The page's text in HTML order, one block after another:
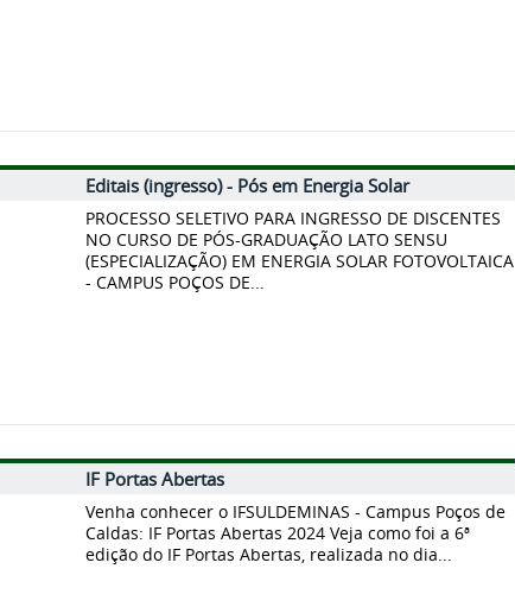
Editais (ingresso) - Pós em Energia Solar
PROCESSO SELETIVO PARA INGRESSO DE DISCENTES
NO CURSO DE PÓS-GRADUAÇÃO LATO SENSU
(ESPECIALIZAÇÃO) EM ENERGIA SOLAR FOTOVOLTAICA
- CAMPUS POÇOS DE...
IF Portas Abertas
Venha conhecer o IFSULDEMINAS - Campus Poços de
Caldas: IF Portas Abertas 2024 Veja como foi a 6ª
edição do IF Portas Abertas, realizada no dia...